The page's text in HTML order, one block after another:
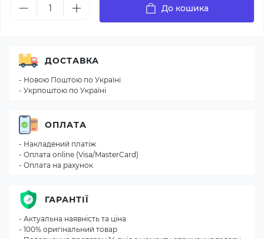
До кошика
ДОСТАВКА
- Новою Поштою по Україні
- Укрпоштою по Україні
ОПЛАТА
- Накладений платіж
- Оплата online (Visa/MasterCard)
- Оплата на рахунок
ГАРАНТІЇ
- Актуальна наявність та ціна
- 100% оригінальний товар